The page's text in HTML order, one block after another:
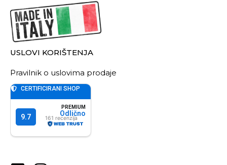
USLOVI KORIŠTENJA
Pravilnik o uslovima prodaje